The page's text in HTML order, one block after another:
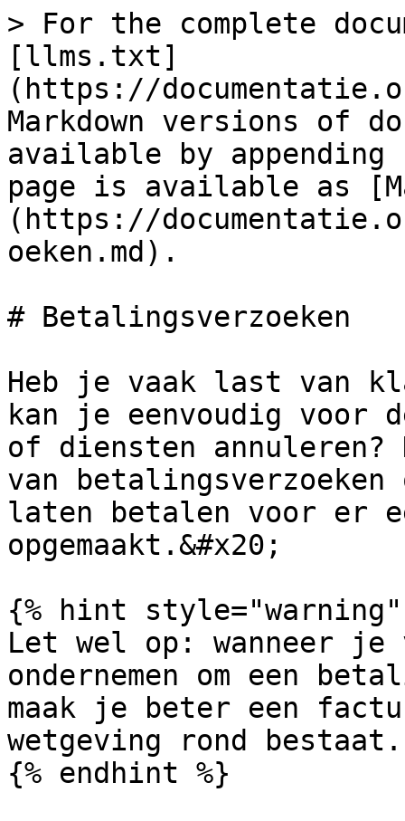
> For the complete
[llms.txt]
(https://
Markdown versions of
available by
page is available as
(https://
oeken.md).
# Betalingsverzoeken
Heb je vaak last van
kan je eenvoudig voor
of diensten annuleren?
van
laten betalen voor er
opgemaakt.&#x20;
{% hint style="warning"
Let wel op: wanneer je
ondernemen om een
maak je beter een
wetgeving rond bestaat.
{% endhint %}